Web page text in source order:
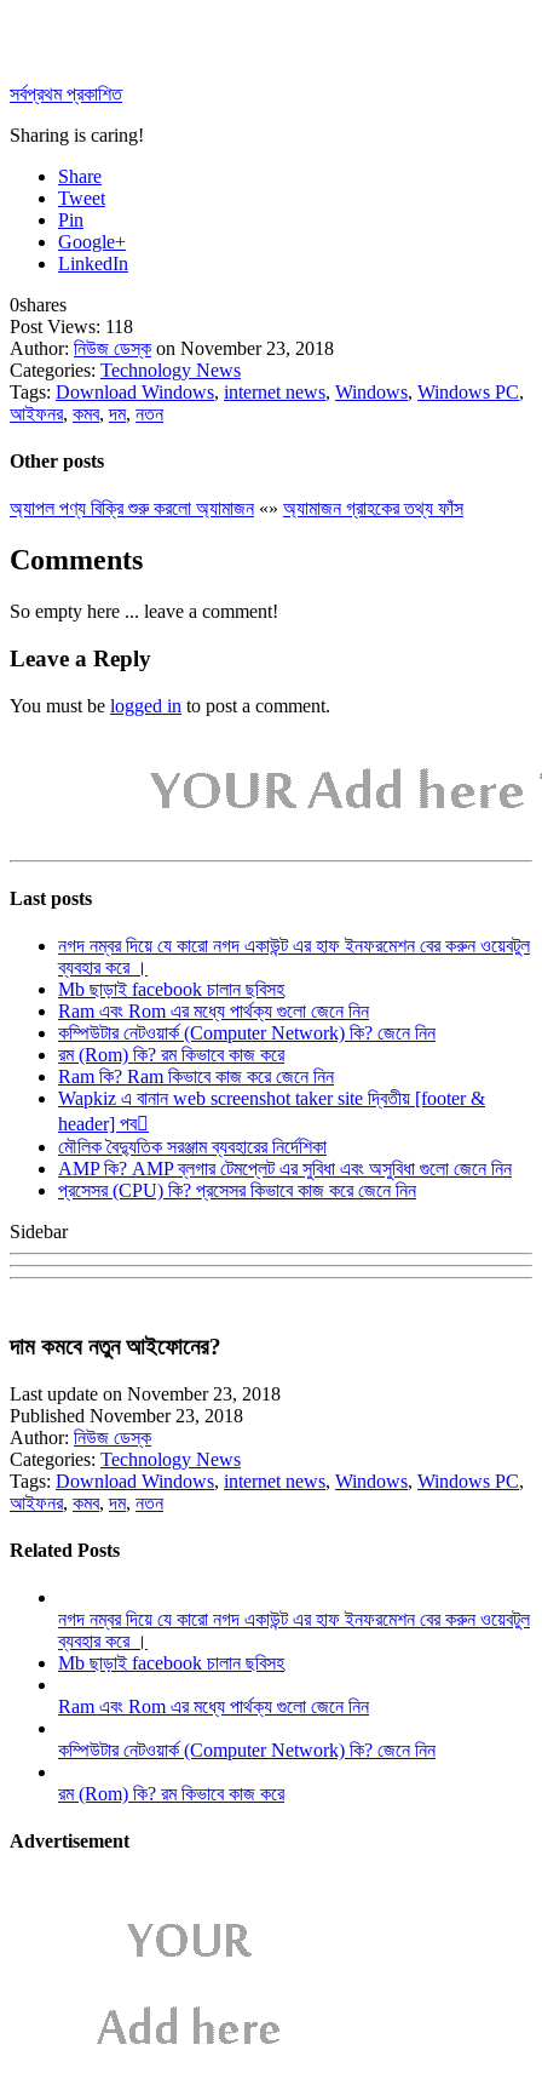
সর্বপ্রথম প্রকাশিত
Sharing is caring!
Share
Tweet
Pin
Google+
LinkedIn
0shares
Post Views: 118
Author: নিউজ ডেস্ক on November 23, 2018
Categories: Technology News
Tags: Download Windows, internet news, Windows, Windows PC,
আইফনর, কমব,দম, নতন
Other posts
অ্যাপল পণ্য বিক্রি শুরু করলো অ্যামাজন«» অ্যামাজন গ্রাহকের তথ্য ফাঁস
Comments
So empty here ... leave a comment!
Leave a Reply
You must be logged in to post a comment.
Last posts
নগদ নম্বর দিয়ে যে কারো নগদ একাউন্ট এর হাফ ইনফরমেশন বের করুন ওয়েবটুল
ব্যবহার করে ।
Mb ছাড়াই facebook চালান ছবিসহ
Ram এবং Rom এর মধ্যে পার্থক্য গুলো জেনে নিন
কম্পিউটার নেটওয়ার্ক (Computer Network) কি? জেনে নিন
রম (Rom) কি? রম কিভাবে কাজ করে
Ram কি? Ram কিভাবে কাজ করে জেনে নিন
Wapkiz এ বানান web screenshot taker site দ্বিতীয় [footer &
header] পব
মৌলিক বৈদ্যুতিক সরঞ্জাম ব্যবহারের নির্দেশিকা
AMP কি? AMP ব্লগার টেমপ্লেট এর সুবিধা এবং অসুবিধা গুলো জেনে নিন
প্রসেসর (CPU) কি? প্রসেসর কিভাবে কাজ করে জেনে নিন
Sidebar
দাম কমবে নতুন আইফোনের?
Last update on November 23, 2018
Published November 23, 2018
Author: নিউজ ডেস্ক
Categories: Technology News
Tags: Download Windows, internet news, Windows, Windows PC,
আইফনর, কমব,দম, নতন
Related Posts
নগদ নম্বর দিয়ে যে কারো নগদ একাউন্ট এর হাফ ইনফরমেশন বের করুন ওয়েবটুল
ব্যবহার করে ।
Mb ছাড়াই facebook চালান ছবিসহ
Ram এবং Rom এর মধ্যে পার্থক্য গুলো জেনে নিন
কম্পিউটার নেটওয়ার্ক (Computer Network) কি? জেনে নিন
রম (Rom) কি? রম কিভাবে কাজ করে
Advertisement